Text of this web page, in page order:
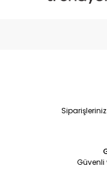
Güvenli